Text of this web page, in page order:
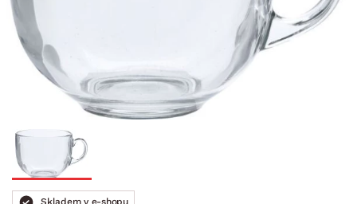
Skladem v e-shopu